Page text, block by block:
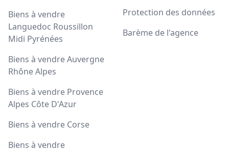
Biens à vendre
Languedoc Roussillon
Midi Pyrénées
Biens à vendre Auvergne
Rhône Alpes
Biens à vendre Provence
Alpes Côte D'Azur
Biens à vendre Corse
Biens à vendre
Protection des données
Barème de l'agence